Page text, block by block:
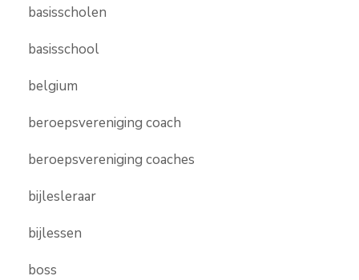
basisscholen
basisschool
belgium
beroepsvereniging coach
beroepsvereniging coaches
bijlesleraar
bijlessen
boss